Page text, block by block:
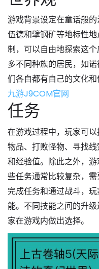
游戏背景设定在童话般
伍德和擘钢矿等地标性
制，可以自由地探索这
多不同种族的居民，如
们各自都有自己的文化和
九游J9COM官网
任务
在游戏过程中，玩家可
物品、打败怪物、寻找
和经验值。除此之外，
些任务通常比较复杂，
完成任务和通过战斗，
能。不同技能之间的升
家在游戏内做出选择。